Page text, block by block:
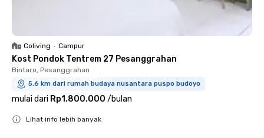
Coliving • Campur
Kost Pondok Tentrem 27 Pesanggrahan
Bintaro, Pesanggrahan
5.6 km dari rumah budaya nusantara puspo budoyo
mulai dari Rp1.800.000 /bulan
Lihat info lebih banyak